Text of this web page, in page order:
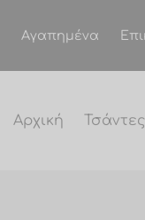
Αγαπημένα
Αρχική Τσάντες